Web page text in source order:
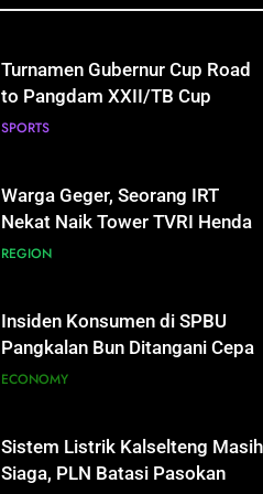
SPORTS
Warga Geger, Seorang IRT
Nekat Naik Tower TVRI Hendak
Akhiri Hidup
REGION
Insiden Konsumen di SPBU
Pangkalan Bun Ditangani Cepat,
Pertamina Pastikan Pelayanan
ECONOMY
Sistem Listrik Kalselteng Masih
Siaga, PLN Batasi Pasokan
Selama 7 Hari
ECONOMY
Distribusi BBM Diperkuat,
Pertamina Targetkan Antrean di